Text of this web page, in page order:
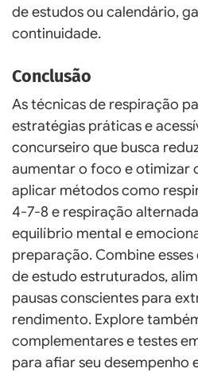
de estudos ou calendário,
continuidade.
Conclusão
As técnicas de respiração
estratégias práticas e
concurseiro que busca
aumentar o foco e otimizar
aplicar métodos como
4-7-8 e respiração
equilíbrio mental e
preparação. Combine
de estudo estruturados,
pausas conscientes para
rendimento. Explore
complementares e testes
para afiar seu desempenho